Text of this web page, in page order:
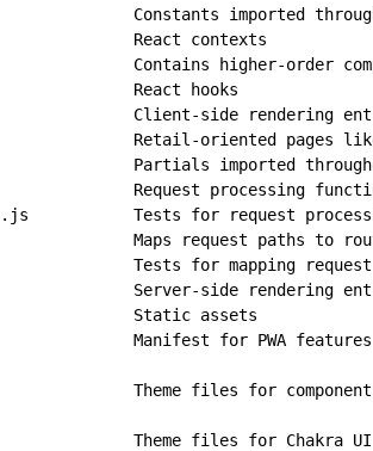
Constants imported
React contexts
Contains higher-order
React hooks
Client-side rendering
Retail-oriented pages
Partials imported
Request processing
Tests for request
Maps request paths to
Tests for mapping
Server-side rendering
Static assets
Manifest for PWA
Theme files for
Theme files for Chakra